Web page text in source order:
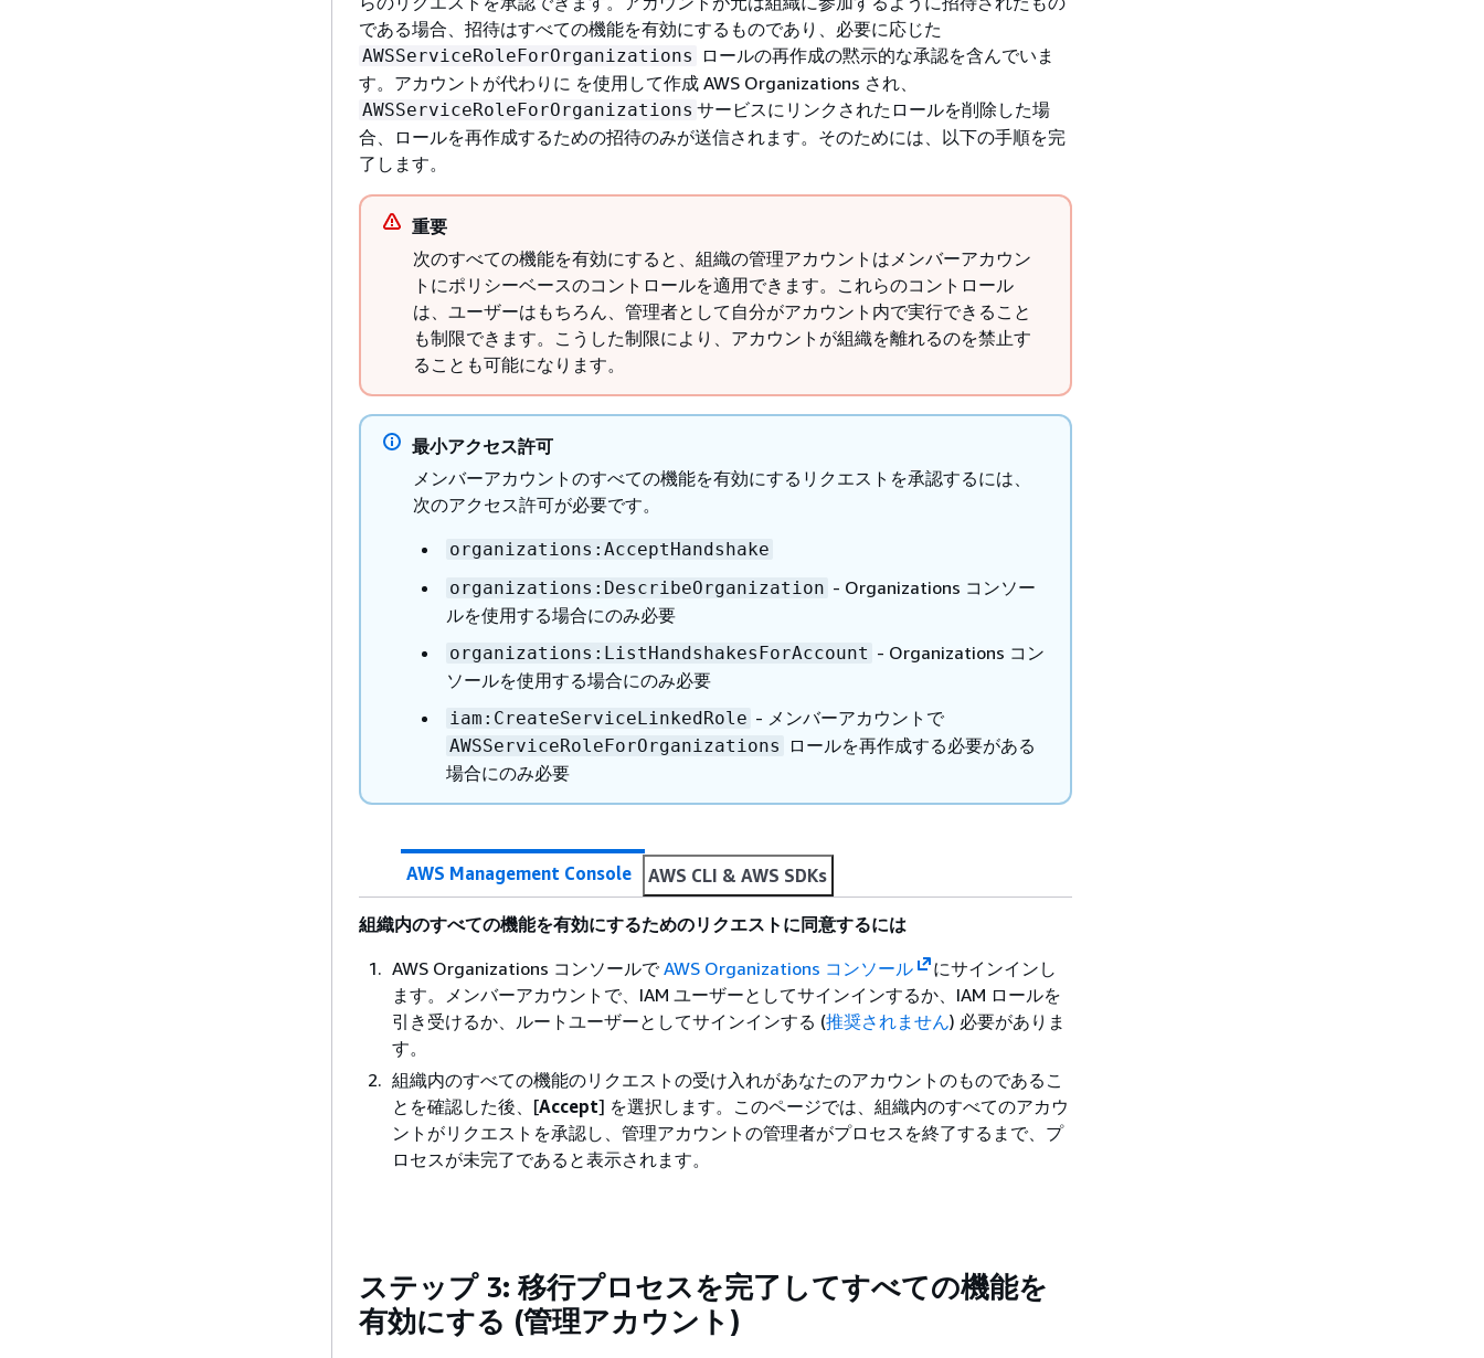
である場合、招待はすべての機能を有効にするものであり、必要に応じた
AWSServiceRoleForOrganizations
ロールの再作成の黙示的な承認を含んでいま
す。アカウントが代わりに を使用して作成 AWS Organizations され、
AWSServiceRoleForOrganizations サービスにリンクされたロールを削除した場
合、ロールを再作成するための招待のみが送信されます。そのためには、以下の手順を完
了します。
重要
次のすべての機能を有効にすると、組織の管理アカウントはメンバーアカウン
トにポリシーベースのコントロールを適用できます。これらのコントロール
は、ユーザーはもちろん、管理者として自分がアカウント内で実行できること
も制限できます。こうした制限により、アカウントが組織を離れるのを禁止す
ることも可能になります。
最小アクセス許可
メンバーアカウントのすべての機能を有効にするリクエストを承認するには、
次のアクセス許可が必要です。
organizations:AcceptHandshake
organizations:DescribeOrganization - Organizations コンソー
ルを使用する場合にのみ必要
organizations:ListHandshakesForAccount - Organizations コン
ソールを使用する場合にのみ必要
iam:CreateServiceLinkedRole - メンバーアカウントで
AWSServiceRoleForOrganizations
ロールを再作成する必要がある
場合にのみ必要
AWS Management Console AWS CLI & AWS SDKs
組織内のすべての機能を有効にするためのリクエストに同意するには
AWS Organizations コンソールでAWS Organizations コンソール
にサインインし
ます。メンバーアカウントで、IAM ユーザーとしてサインインするか、IAM ロールを
引き受けるか、ルートユーザーとしてサインインする (推奨されません) 必要がありま
す。
組織内のすべての機能のリクエストの受け入れがあなたのアカウントのものであるこ
とを確認した後、[Accept] を選択します。このページでは、組織内のすべてのアカウ
ントがリクエストを承認し、管理アカウントの管理者がプロセスを終了するまで、プ
ロセスが未完了であると表示されます。
ステップ 3: 移行プロセスを完了してすべての機能を
有効にする (管理アカウント)